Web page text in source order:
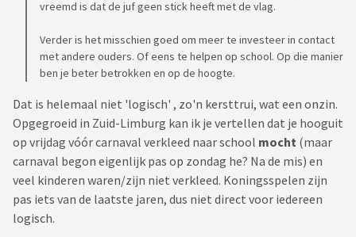
vreemd is dat de juf geen stick heeft met de vlag.
Verder is het misschien goed om meer te investeer in contact
met andere ouders. Of eens te helpen op school. Op die manier
ben je beter betrokken en op de hoogte.
Dat is helemaal niet 'logisch' , zo'n kersttrui, wat een onzin.
Opgegroeid in Zuid-Limburg kan ik je vertellen dat je hooguit
op vrijdag vóór carnaval verkleed naar school mocht (maar
carnaval begon eigenlijk pas op zondag he? Na de mis) en
veel kinderen waren/zijn niet verkleed. Koningsspelen zijn
pas iets van de laatste jaren, dus niet direct voor iedereen
logisch.